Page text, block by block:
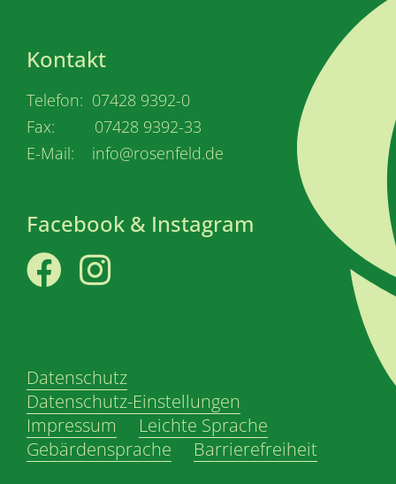
Kontakt
Telefon: 07428 9392-0
Fax: 07428 9392-33
E-Mail: info@rosenfeld.de
Facebook & Instagram
Datenschutz
Datenschutz-Einstellungen
Impressum
Leichte Sprache
Gebärdensprache
Barrierefreiheit